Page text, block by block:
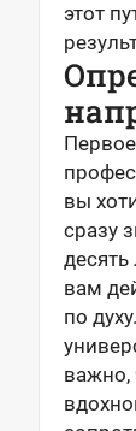
этот
вы
сразу
десять
вам
по
важно,